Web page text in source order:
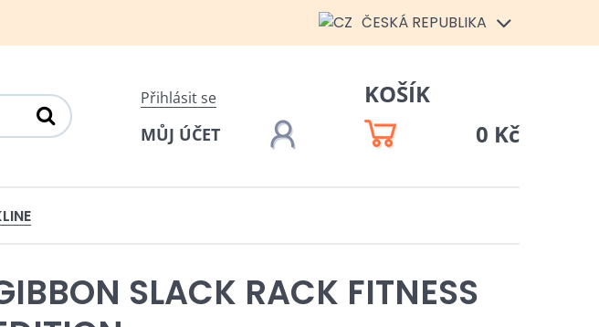
ČESKÁ REPUBLIKA
Přihlásit se
MŮJ ÚČET
KOŠÍK
0 Kč
SLACK RACK FITNESS